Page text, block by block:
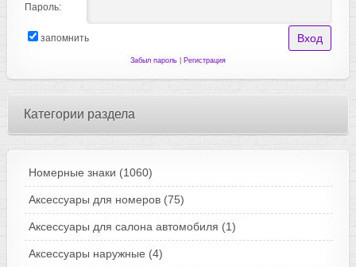
Пароль:
запомнить
Забыл пароль| Регистрация
Категории раздела
Номерные знаки (1060)
Аксессуары для номеров (75)
Аксессуары для салона автомобиля (1)
Аксессуары наружные (4)